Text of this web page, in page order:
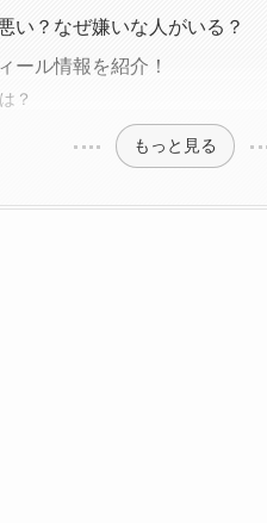
い？なぜ嫌いな人がいる？
ール情報を紹介！
？
もっと見る